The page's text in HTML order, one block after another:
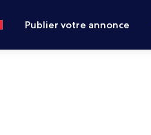
Publier votre annonce